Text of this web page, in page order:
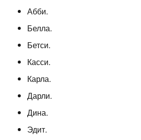
Абби.
Белла.
Бетси.
Касси.
Карла.
Дарли.
Дина.
Эдит.